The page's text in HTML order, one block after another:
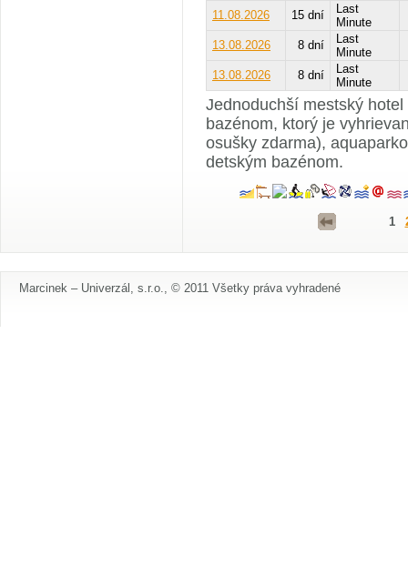
11.08.2026
15 dní
Last
Minute
13.08.2026
8 dní
Last
Minute
13.08.2026
8 dní
Last
Minute
Jednoduchší mestský
bazénom, ktorý je
osušky zdarma),
detským bazénom.
1
Marcinek – Univerzál, s.r.o., © 2011 Všetky práva vyhradené